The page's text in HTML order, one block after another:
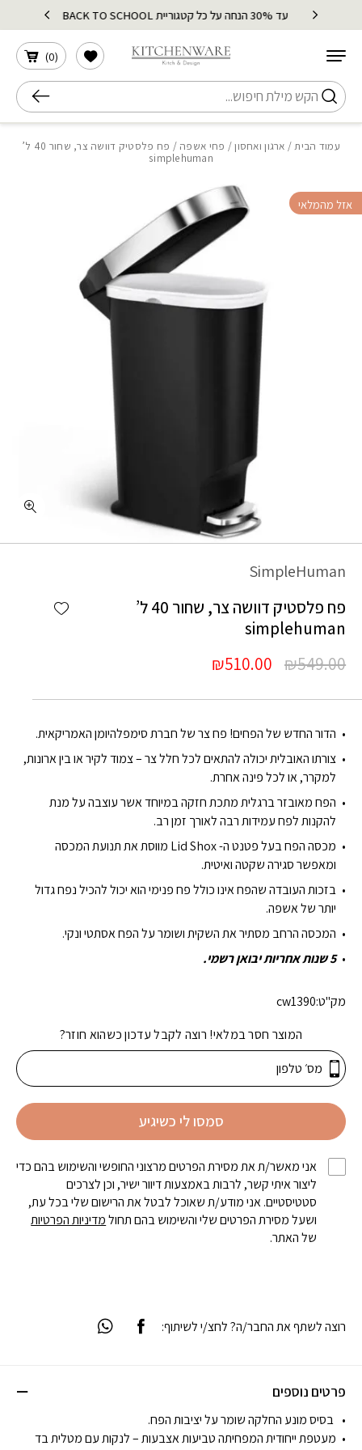
Skip to Content
עד 30% הנחה על כל קטגוריית BACK TO SCHOOL
חיפוש
(
0
)
הרשימה שלי
עמוד הבית/ ארגון ואחסון/ פחי אשפה
/ פח פלסטיק דוושה צר, שחור 40 ל’
simplehuman
SimpleHuman
wishlist
פח פלסטיק דוושה צר, שחור 40 ל’
simplehuman
₪549.00
המחיר
היה:
₪549.00.
₪510.00 המחיר
הוא:
₪510.00.
הדור החדש של הפחים! פח צר של חברת סימפלהיומן האמריקאית.
צורתו האובלית יכולה להתאים לכל חלל צר – צמוד לקיר או בין ארונות,
למקרר, או לכל פינה אחרת.
הפח מאובזר ברגלית מתכת חזקה במיוחד אשר עוצבה על מנת
להקנות לפח עמידות רבה לאורך זמן רב.
מכסה הפח בעל פטנט ה- Lid Shox מווסת את תנועת המכסה
ומאפשר סגירה שקטה ואיטית.
בזכות העובדה שהפח אינו כולל פח פנימי הוא יכול להכיל נפח גדול
יותר של אשפה.
המכסה הרחב מסתיר את השקית ושומר על הפח אסתטי ונקי.
5 שנות אחריות יבואן רשמי.
מק"ט:cw1390
המוצר חסר במלאי! רוצה לקבל עדכון כשהוא חוזר?
סמסו לי כשיגיע
אני מאשר/ת את מסירת הפרטים מרצוני החופשי והשימוש בהם כדי
ליצור איתי קשר, לרבות באמצעות דיוור ישיר, וכן לצרכים
סטטיסטיים. אני מודע/ת שאוכל לבטל את הרישום שלי בכל עת,
ושעל מסירת הפרטים שלי והשימוש בהם תחולמדיניות הפרטיות
של האתר.
פרטים נוספים
בסיס מונע החלקה שומר על יציבות הפח.
מעטפת ייחודית המפחיתה טביעות אצבעות – לנקות עם מטלית בד
רוצה לשתף את החבר/ה? לחצ/י לשיתוף:
אזל מהמלאי
בחזרה למעלה